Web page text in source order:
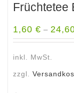
Früchtetee
1,60 € –
inkl. MwSt.
zzgl.